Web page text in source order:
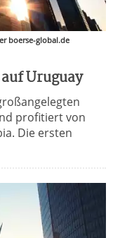
boerse-global.de
Uruguay
profitiert von
Die ersten